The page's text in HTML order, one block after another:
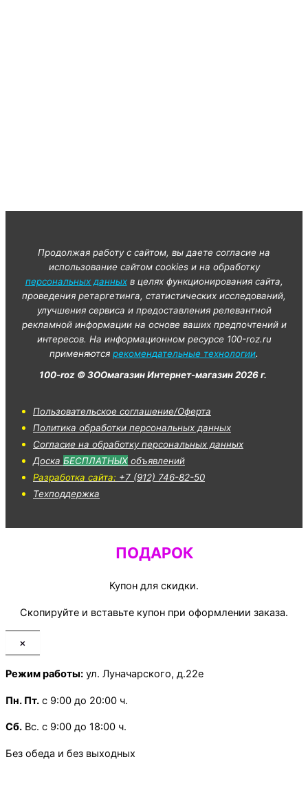
Продолжая работу с сайтом, вы даете согласие на
использование сайтом cookies и на обработку
персональных данныхв целях функционирования сайта,
проведения ретаргетинга, статистических исследований,
улучшения сервиса и предоставления релевантной
рекламной информации на основе ваших предпочтений и
интересов. На информационном ресурсе 100-roz.ru
применяются рекомендательные технологии.
100-roz © ЗООмагазин Интернет-магазин 2026 г.
Пользовательское соглашение/Оферта
Политика обработки персональных данных
Согласие на обработку персональных данных
Доска БЕСПЛАТНЫХ объявлений
Разработка сайта: +7 (912) 746-82-50
Техподдержка
ПОДАРОК
Купон для скидки.
Скопируйте и вставьте купон при оформлении заказа.
×
Режим работы: ул. Луначарского, д.22е
Пн. Пт. с 9:00 до 20:00 ч.
Сб. Вс. с 9:00 до 18:00 ч.
Без обеда и без выходных